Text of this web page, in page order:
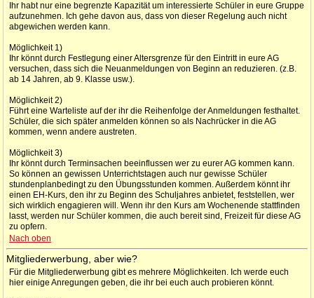
Ihr habt nur eine begrenzte Kapazität um interessierte Schüler in eure Gruppe
aufzunehmen. Ich gehe davon aus, dass von dieser Regelung auch nicht
abgewichen werden kann.
Möglichkeit 1)
Ihr könnt durch Festlegung einer Altersgrenze für den Eintritt in eure AG
versuchen, dass sich die Neuanmeldungen von Beginn an reduzieren. (z.B.
ab 14 Jahren, ab 9. Klasse usw.).
Möglichkeit 2)
Führt eine Warteliste auf der ihr die Reihenfolge der Anmeldungen festhaltet.
Schüler, die sich später anmelden können so als Nachrücker in die AG
kommen, wenn andere austreten.
Möglichkeit 3)
Ihr könnt durch Terminsachen beeinflussen wer zu eurer AG kommen kann.
So können an gewissen Unterrichtstagen auch nur gewisse Schüler
stundenplanbedingt zu den Übungsstunden kommen. Außerdem könnt ihr
einen EH-Kurs, den ihr zu Beginn des Schuljahres anbietet, feststellen, wer
sich wirklich engagieren will. Wenn ihr den Kurs am Wochenende stattfinden
lasst, werden nur Schüler kommen, die auch bereit sind, Freizeit für diese AG
zu opfern.
Nach oben
Mitgliederwerbung, aber wie?
Für die Mitgliederwerbung gibt es mehrere Möglichkeiten. Ich werde euch
hier einige Anregungen geben, die ihr bei euch auch probieren könnt.